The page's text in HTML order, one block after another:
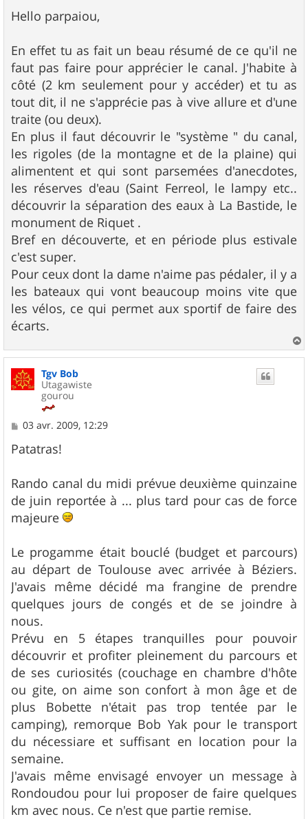
s
s
g
e
Hello parpaiou,
En effet tu as fait un beau résumé de ce qu'il ne
faut pas faire pour apprécier le canal. J'habite à
côté (2 km seulement pour y accéder) et tu as
tout dit, il ne s'apprécie pas à vive allure et d'une
traite (ou deux).
En plus il faut découvrir le "système " du canal,
les rigoles (de la montagne et de la plaine) qui
alimentent et qui sont parsemées d'anecdotes,
les réserves d'eau (Saint Ferreol, le lampy etc..
découvrir la séparation des eaux à La Bastide, le
monument de Riquet .
Bref en découverte, et en période plus estivale
c'est super.
Pour ceux dont la dame n'aime pas pédaler, il y a
les bateaux qui vont beaucoup moins vite que
les vélos, ce qui permet aux sportif de faire des
écarts.
a
Tgv Bob
Utagawiste
gourou
M
s
s
g
e
03 avr. 2009, 12:29
Patatras!
Rando canal du midi prévue deuxième quinzaine
de juin reportée à ... plus tard pour cas de force
majeure
Le progamme était bouclé (budget et parcours)
au départ de Toulouse avec arrivée à Béziers.
J'avais même décidé ma frangine de prendre
quelques jours de congés et de se joindre à
nous.
Prévu en 5 étapes tranquilles pour pouvoir
découvrir et profiter pleinement du parcours et
de ses curiosités (couchage en chambre d'hôte
ou gite, on aime son confort à mon âge et de
plus Bobette n'était pas trop tentée par le
camping), remorque Bob Yak pour le transport
du nécessiare et suffisant en location pour la
semaine.
J'avais même envisagé envoyer un message à
Rondoudou pour lui proposer de faire quelques
km avec nous. Ce n'est que partie remise.